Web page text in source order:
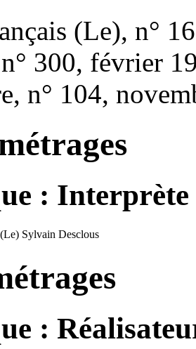
(Le), n°
300, février
n° 104,
: Interprète
Sylvain Desclous
: